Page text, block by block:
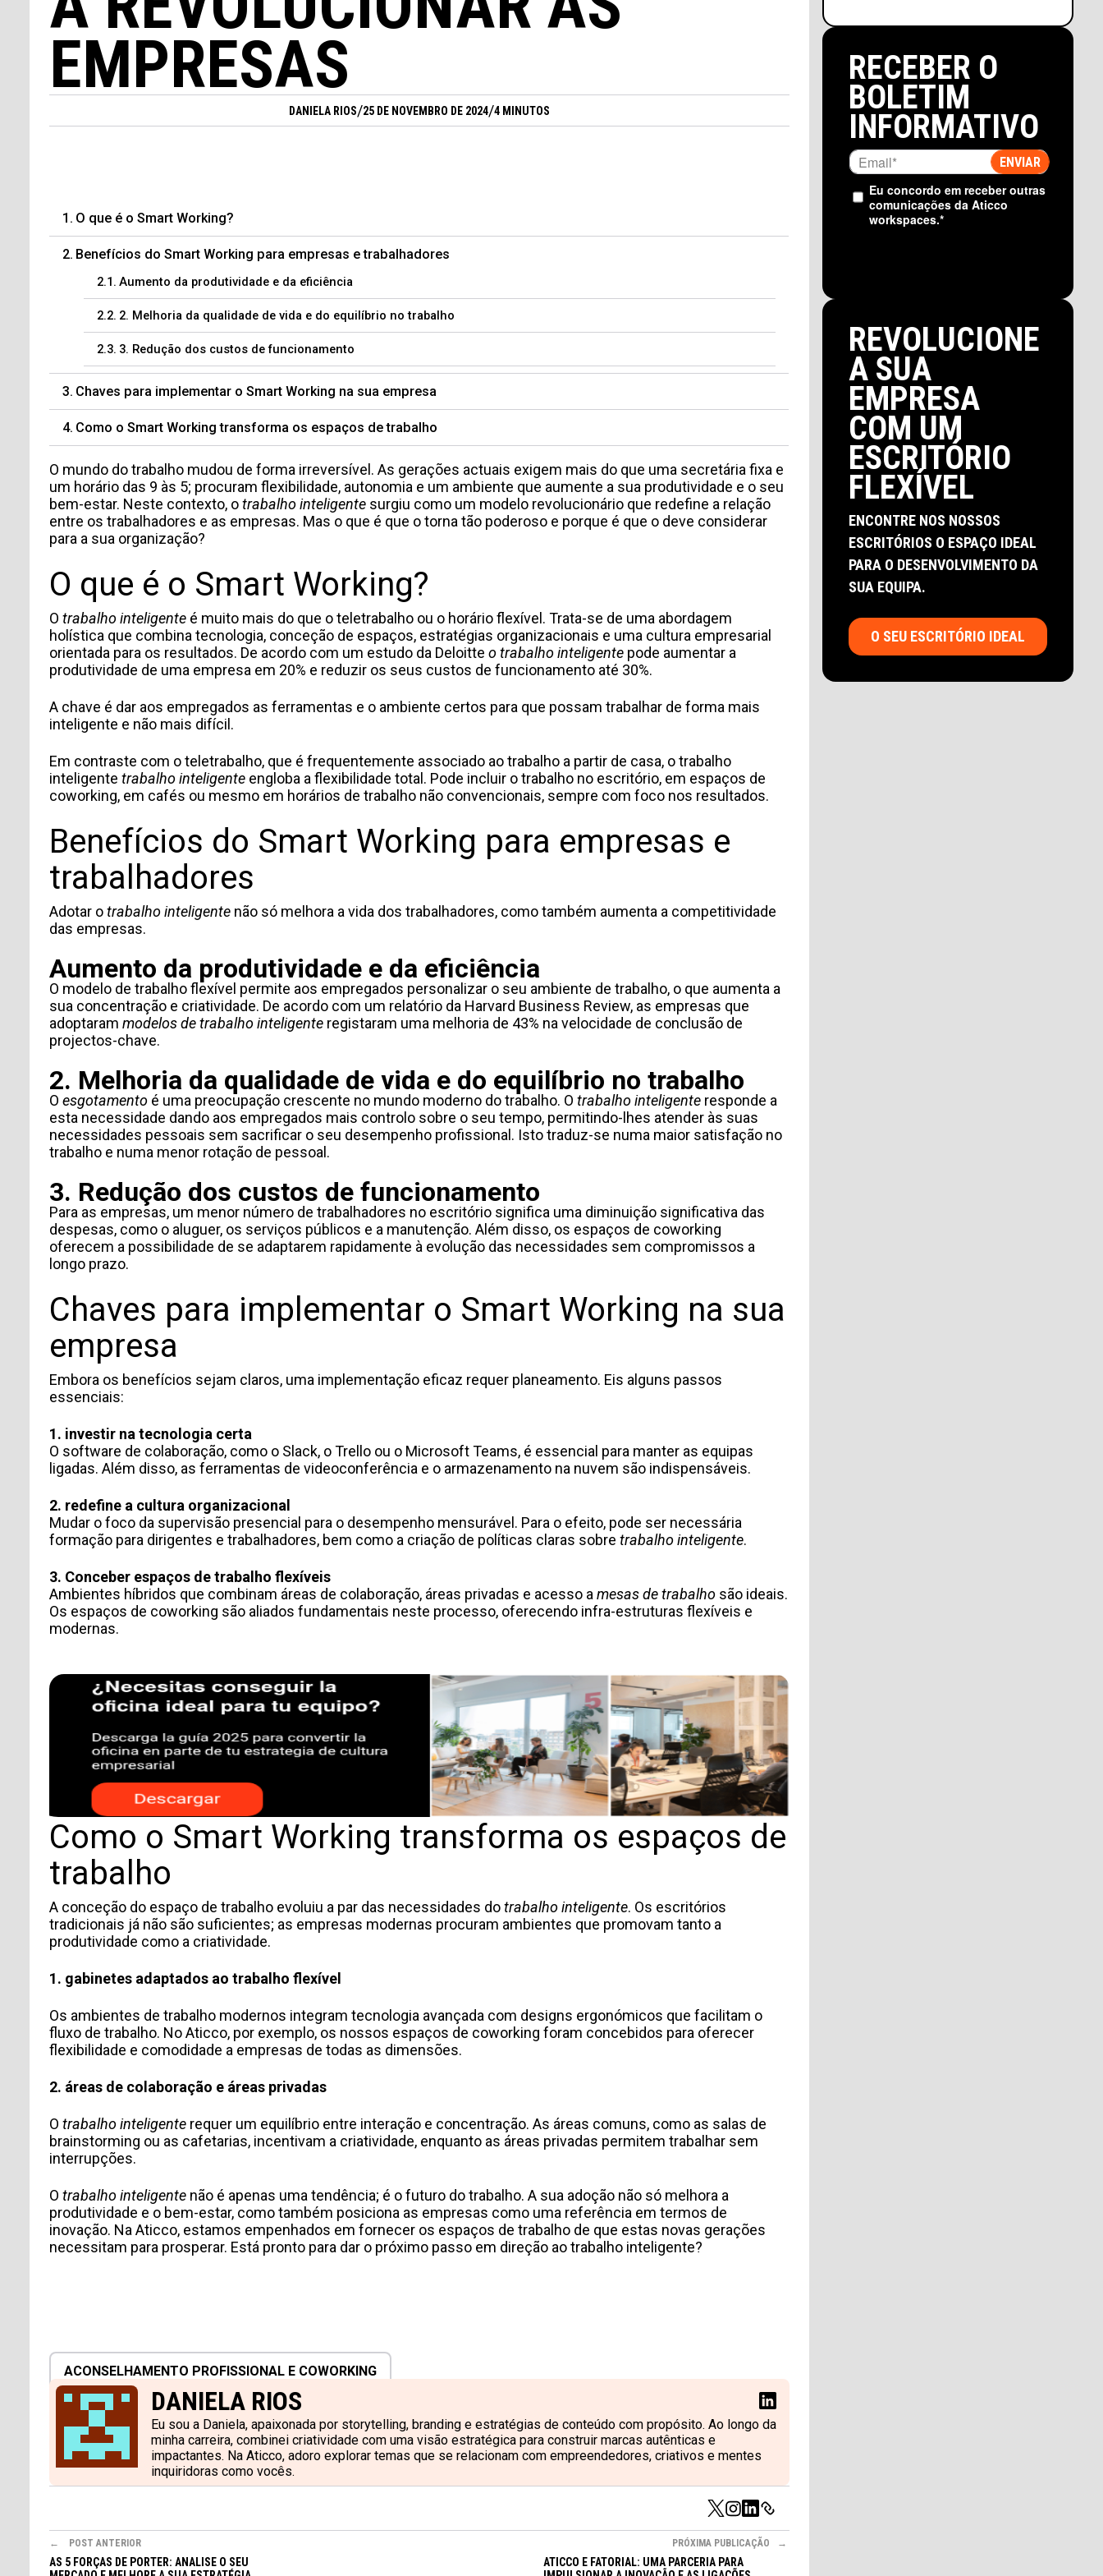
EMPRESAS
DANIELA RIOS/25 DE NOVEMBRO DE 2024/4 MINUTOS
O que é o Smart Working?
Benefícios do Smart Working para empresas e trabalhadores
Aumento da produtividade e da eficiência
2. Melhoria da qualidade de vida e do equilíbrio no trabalho
3. Redução dos custos de funcionamento
Chaves para implementar o Smart Working na sua empresa
Como o Smart Working transforma os espaços de trabalho
O mundo do trabalho mudou de forma irreversível. As gerações actuais exigem mais do que uma secretária fixa e
um horário das 9 às 5; procuram flexibilidade, autonomia e um ambiente que aumente a sua produtividade e o seu
bem-estar. Neste contexto, otrabalho inteligente surgiu como um modelo revolucionário que redefine a relação
entre os trabalhadores e as empresas. Mas o que é que o torna tão poderoso e porque é que o deve considerar
para a sua organização?
O que é o Smart Working?
O trabalho inteligente é muito mais do que o teletrabalho ou o horário flexível. Trata-se de uma abordagem
holística que combina tecnologia, conceção de espaços, estratégias organizacionais e uma cultura empresarial
orientada para os resultados. De acordo com um estudo da Deloitte o trabalho inteligente pode aumentar a
produtividade de uma empresa em 20% e reduzir os seus custos de funcionamento até 30%.
A chave é dar aos empregados as ferramentas e o ambiente certos para que possam trabalhar de forma mais
inteligente e não mais difícil.
Em contraste com o teletrabalho, que é frequentemente associado ao trabalho a partir de casa, o trabalho
inteligente trabalho inteligente engloba a flexibilidade total. Pode incluir o trabalho no escritório, em espaços de
coworking, em cafés ou mesmo em horários de trabalho não convencionais, sempre com foco nos resultados.
Benefícios do Smart Working para empresas e
trabalhadores
Adotar otrabalho inteligente não só melhora a vida dos trabalhadores, como também aumenta a competitividade
das empresas.
Aumento da produtividade e da eficiência
O modelo de trabalho flexível permite aos empregados personalizar o seu ambiente de trabalho, o que aumenta a
sua concentração e criatividade. De acordo com um relatório da Harvard Business Review, as empresas que
adoptaram modelos de trabalho inteligente registaram uma melhoria de 43% na velocidade de conclusão de
projectos-chave.
2. Melhoria da qualidade de vida e do equilíbrio no trabalho
O esgotamento é uma preocupação crescente no mundo moderno do trabalho. O trabalho inteligente responde a
esta necessidade dando aos empregados mais controlo sobre o seu tempo, permitindo-lhes atender às suas
necessidades pessoais sem sacrificar o seu desempenho profissional. Isto traduz-se numa maior satisfação no
trabalho e numa menor rotação de pessoal.
3. Redução dos custos de funcionamento
Para as empresas, um menor número de trabalhadores no escritório significa uma diminuição significativa das
despesas, como o aluguer, os serviços públicos e a manutenção. Além disso, os espaços de coworking
oferecem a possibilidade de se adaptarem rapidamente à evolução das necessidades sem compromissos a
longo prazo.
Chaves para implementar o Smart Working na sua
empresa
Embora os benefícios sejam claros, uma implementação eficaz requer planeamento. Eis alguns passos
essenciais:
1. investir na tecnologia certa
O software de colaboração, como o Slack, o Trello ou o Microsoft Teams, é essencial para manter as equipas
ligadas. Além disso, as ferramentas de videoconferência e o armazenamento na nuvem são indispensáveis.
2. redefine a cultura organizacional
Mudar o foco da supervisão presencial para o desempenho mensurável. Para o efeito, pode ser necessária
formação para dirigentes e trabalhadores, bem como a criação de políticas claras sobre trabalho inteligente.
3. Conceber espaços de trabalho flexíveis
Ambientes híbridos que combinam áreas de colaboração, áreas privadas e acesso a mesas de trabalho são ideais.
Os espaços de coworking são aliados fundamentais neste processo, oferecendo infra-estruturas flexíveis e
modernas.
Como o Smart Working transforma os espaços de
trabalho
A conceção do espaço de trabalho evoluiu a par das necessidades dotrabalho inteligente. Os escritórios
tradicionais já não são suficientes; as empresas modernas procuram ambientes que promovam tanto a
produtividade como a criatividade.
1. gabinetes adaptados ao trabalho flexível
Os ambientes de trabalho modernos integram tecnologia avançada com designs ergonómicos que facilitam o
fluxo de trabalho. No Aticco, por exemplo, os nossos espaços de coworking foram concebidos para oferecer
flexibilidade e comodidade a empresas de todas as dimensões.
2. áreas de colaboração e áreas privadas
O trabalho inteligente requer um equilíbrio entre interação e concentração. As áreas comuns, como as salas de
brainstorming ou as cafetarias, incentivam a criatividade, enquanto as áreas privadas permitem trabalhar sem
interrupções.
O trabalho inteligente não é apenas uma tendência; é o futuro do trabalho. A sua adoção não só melhora a
produtividade e o bem-estar, como também posiciona as empresas como uma referência em termos de
inovação. Na Aticco, estamos empenhados em fornecer os espaços de trabalho de que estas novas gerações
necessitam para prosperar. Está pronto para dar o próximo passo em direção ao trabalho inteligente?
ACONSELHAMENTO PROFISSIONAL E COWORKING
DANIELA RIOS
Eu sou a Daniela, apaixonada por storytelling, branding e estratégias de conteúdo com propósito. Ao longo da
minha carreira, combinei criatividade com uma visão estratégica para construir marcas autênticas e
impactantes. Na Aticco, adoro explorar temas que se relacionam com empreendedores, criativos e mentes
inquiridoras como vocês.
POST ANTERIOR
AS 5 FORÇAS DE PORTER: ANALISE O SEU
PRÓXIMA PUBLICAÇÃO
ATICCO E FATORIAL: UMA PARCERIA PARA
RECEBER O
BOLETIM
INFORMATIVO
Eu concordo em receber outras
comunicações da Aticco
workspaces.*
REVOLUCIONE
A SUA
EMPRESA
COM UM
ESCRITÓRIO
FLEXÍVEL
ENCONTRE NOS NOSSOS
ESCRITÓRIOS O ESPAÇO IDEAL
PARA O DESENVOLVIMENTO DA
SUA EQUIPA.
O SEU ESCRITÓRIO IDEAL
TIPO DE SOLICITUD
Acepto la
Política de Privacidad*